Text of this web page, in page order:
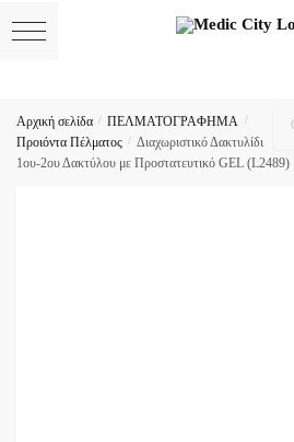
Αρχική σελίδα / ΠΕΛΜΑΤΟΓΡΑΦΗΜΑ /
Προιόντα Πέλματος / Διαχωριστικό Δακτυλίδι
1ου-2ου Δακτύλου με Προστατευτικό GEL (L2489)